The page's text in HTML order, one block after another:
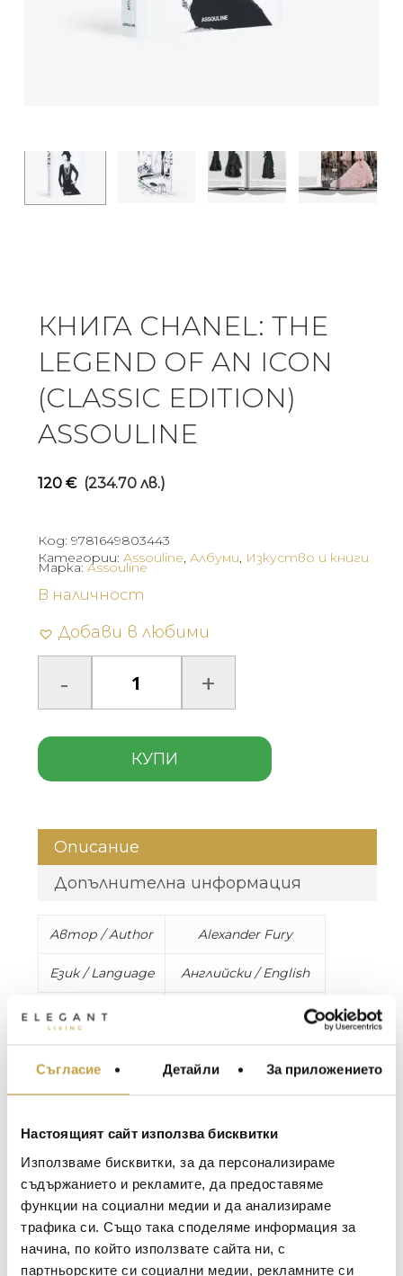
Съгласие Детайли За приложението
Настоящият сайт използва бисквитки
Използваме бисквитки, за да персонализираме
съдържанието и рекламите, да предоставяме
функции на социални медии и да анализираме
трафика си. Също така споделяме информация за
начина, по който използвате сайта ни, с
партньорските си социални медии, рекламните си
КНИГА CHANEL: THE
LEGEND OF AN ICON
(CLASSIC EDITION)
ASSOULINE
120 € (234.70 лв.)
Код: 9781649803443
Категории: Assouline, Албуми, Изкуство и книги
В наличност
Добави в любими
КУПИ
Марка: Assouline
Описание
Допълнителна информация
Автор / Author Alexander Fury
Език / Language Английски / English
Корица / Cover Твърда / Hardcover
Pages
180 илюстрации /
Dimensions
2.5 kg
Gabrielle Chanel, known for her uncanny ability
to anticipate fashion trends, transformed the
world of style with her modern take on luxe
МЕБЕЛИ ЗА ДОМА И
ЗА МАСАТА
ТЕКСТИЛ ЗА ДОМА
АРОМАТИ ЗА ДОМА
BACCARAT
TOM DIXON
MICHAEL ARAM
ASSOULINE